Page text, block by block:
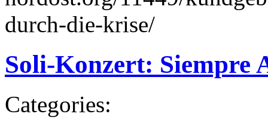
durch-die-krise/
Soli-Konzert: Siempre
Categories: